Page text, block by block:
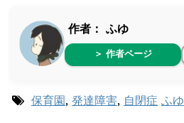
作者： ふゆ
＞ 作者ページ
保育園, 発達障害, 自閉症 ふゆ